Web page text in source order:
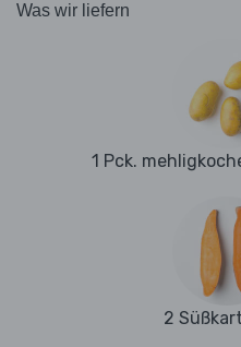
Was wir liefern
1 Pck.
2